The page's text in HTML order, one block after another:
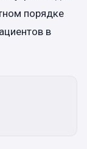
порядке
в